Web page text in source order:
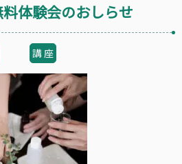
体験会のおしらせ
講 座